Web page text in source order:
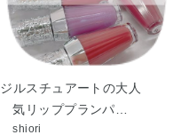
ジルスチュアートの大人
気リッププランパ…
shiori